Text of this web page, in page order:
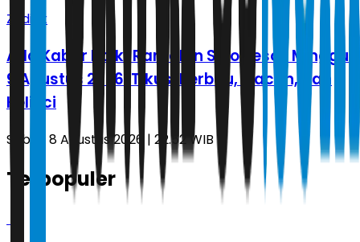
Zodiak
Ada Kabar Baik! Ramalan Shio Besok Minggu
9 Agustus 2026: Tikus, Kerbau, Macan, dan
Kelinci
Sabtu, 8 Agustus 2026 | 22.52 WIB
Terpopuler